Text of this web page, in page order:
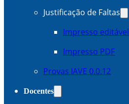
Justificação de Faltas
Impresso editável
Impresso PDF
Provas IAVE 0.0.12
Docentes